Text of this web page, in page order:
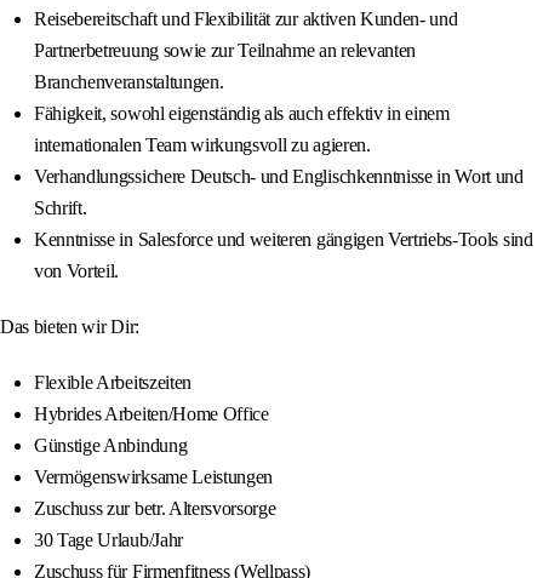
Reisebereitschaft und Flexibilität zur aktiven Kunden- und
Partnerbetreuung sowie zur Teilnahme an relevanten
Branchenveranstaltungen.
Fähigkeit, sowohl eigenständig als auch effektiv in einem
internationalen Team wirkungsvoll zu agieren.
Verhandlungssichere Deutsch- und Englischkenntnisse in Wort und
Schrift.
Kenntnisse in Salesforce und weiteren gängigen Vertriebs-Tools sind
von Vorteil.
Das bieten wir Dir:
Flexible Arbeitszeiten
Hybrides Arbeiten/Home Office
Günstige Anbindung
Vermögenswirksame Leistungen
Zuschuss zur betr. Altersvorsorge
30 Tage Urlaub/Jahr
Zuschuss für Firmenfitness (Wellpass)